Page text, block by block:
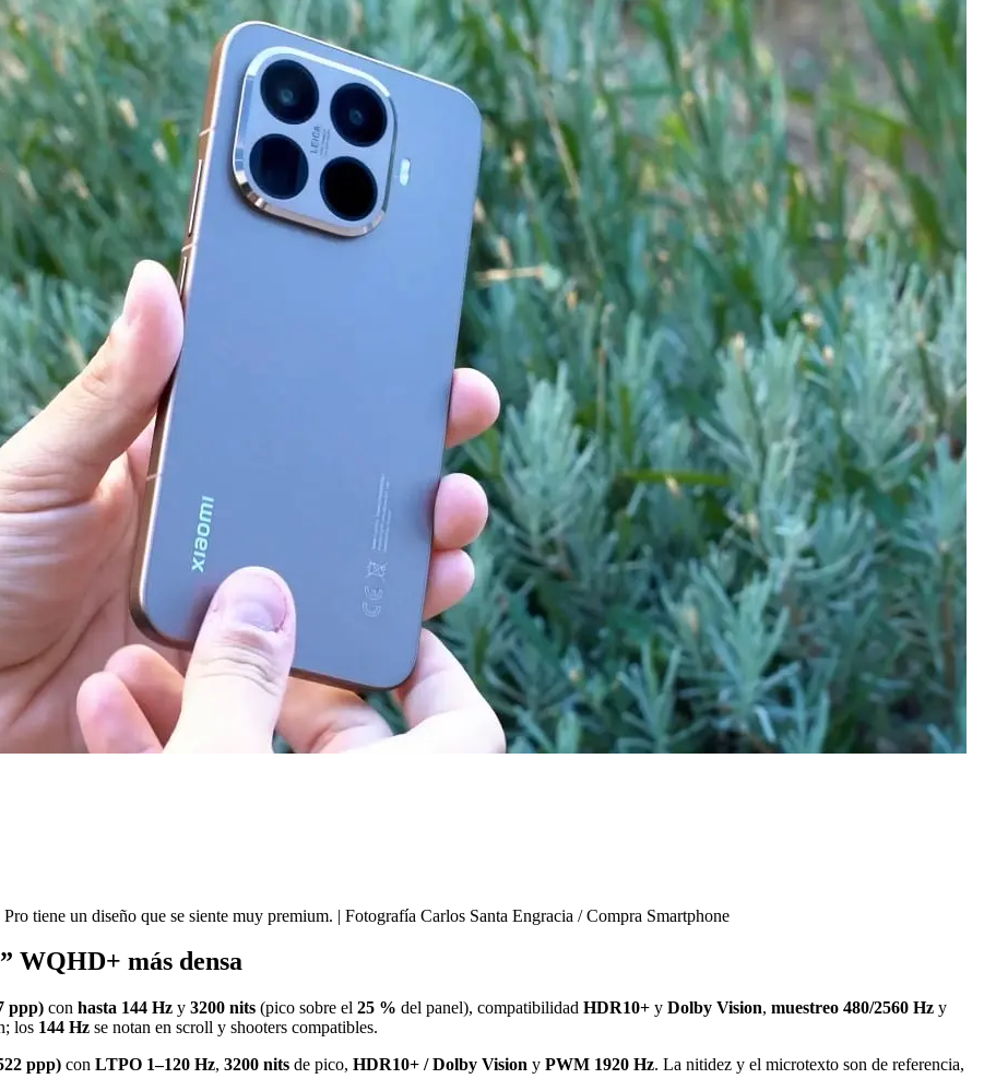
tiene un diseño que se siente muy premium. | Fotografía Carlos Santa Engracia / Compra Smartphone
WQHD+ más densa
ppp) con hasta 144 Hz y 3200 nits (pico sobre el 25 % del panel), compatibilidad HDR10+ y Dolby Vision, muestreo 480/2560 Hz y
los 144 Hz se notan en scroll y shooters compatibles.
ppp) con LTPO 1–120 Hz, 3200 nits de pico, HDR10+ / Dolby Vision y PWM 1920 Hz. La nitidez y el microtexto son de referencia,